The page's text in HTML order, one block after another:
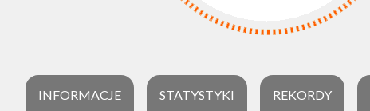
INFORMACJE STATYSTYKI REKORDY